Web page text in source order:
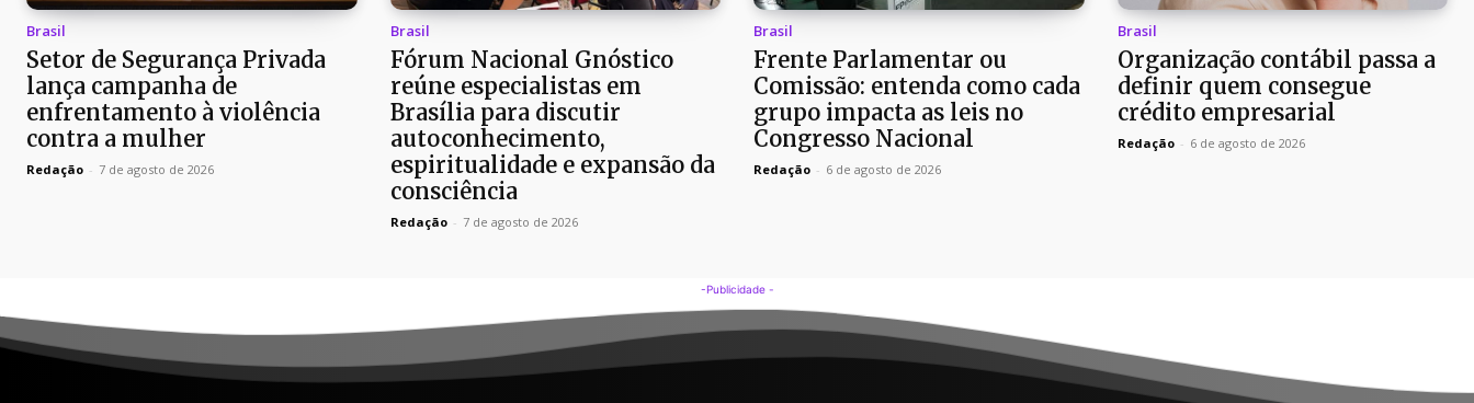
Brasil
Setor de Segurança Privada
lança campanha de
enfrentamento à violência
contra a mulher
Redação - 7 de agosto de 2026
Brasil
Fórum Nacional Gnóstico
reúne especialistas em
Brasília para discutir
autoconhecimento,
espiritualidade e expansão da
consciência
Redação - 7 de agosto de 2026
Brasil
Frente Parlamentar ou
Comissão: entenda como cada
grupo impacta as leis no
Congresso Nacional
Redação - 6 de agosto de 2026
Brasil
Organização contábil passa a
definir quem consegue
crédito empresarial
Redação - 6 de agosto de 2026
-Publicidade -